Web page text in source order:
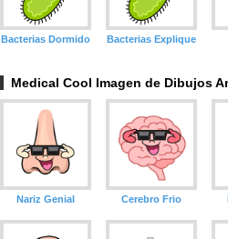
Bacterias Dormido Bacterias Explique
Medical Cool Imagen de Dibujos
Nariz Genial Cerebro Frio